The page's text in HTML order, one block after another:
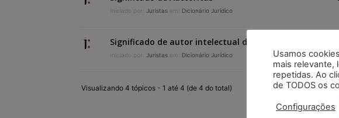
Iniciado por: Juristas em: Dicionário Jurídico
Significado de autor intelectual do crime
Iniciado por: Juristas em: Dicionário Jurídico
Visualizando 4 tópicos - 1 até 4 (de 4 do total)
Usamos
mais relevante,
repetidas. Ao
de TODOS os
Configurações